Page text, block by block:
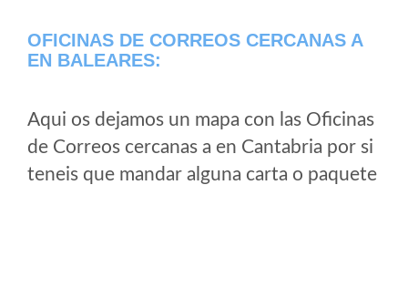
OFICINAS DE CORREOS CERCANAS A
EN BALEARES:
Aqui os dejamos un mapa con las Oficinas
de Correos cercanas a en Cantabria por si
teneis que mandar alguna carta o paquete